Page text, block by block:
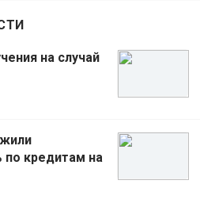
на случай
по кредитам на